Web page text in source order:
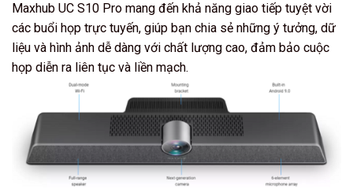
Maxhub UC S10 Pro mang đến khả năng giao tiếp tuyệt vời
các buổi họp trực tuyến, giúp bạn chia sẻ những ý tưởng, dữ
liệu và hình ảnh dễ dàng với chất lượng cao, đảm bảo cuộc
họp diễn ra liên tục và liền mạch.